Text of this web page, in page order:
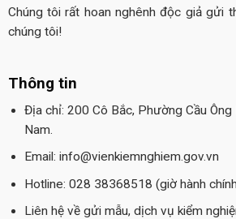
Chúng tôi rất hoan nghênh độc giả gửi
chúng tôi!
Thông tin
Địa chỉ: 200 Cô Bắc, Phường Cầu Ông
Nam.
Email: info@vienkiemnghiem.gov.vn
Hotline: 028 38368518 (giờ hành
Liên hệ về gửi mẫu, dịch vụ kiểm